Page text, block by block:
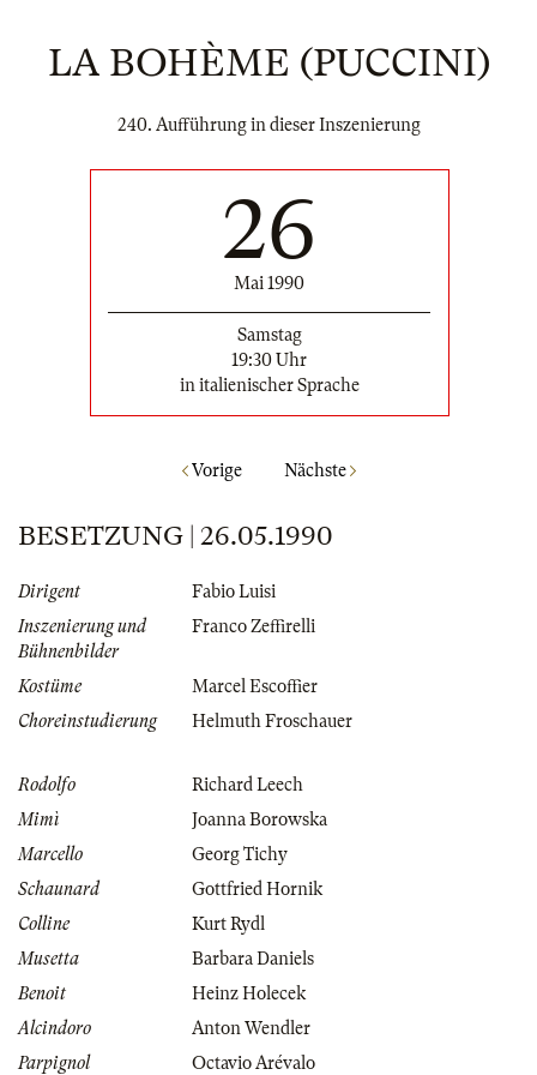
LA BOHÈME (PUCCINI)
240. Aufführung in dieser Inszenierung
26
Mai 1990
Samstag
19:30 Uhr
in italienischer Sprache
Vorige Nächste
BESETZUNG | 26.05.1990
Dirigent
Fabio Luisi
Inszenierung und
Bühnenbilder
Franco Zeffirelli
Kostüme
Marcel Escoffier
Choreinstudierung
Helmuth Froschauer
Rodolfo
Richard Leech
Mimì
Joanna Borowska
Marcello
Georg Tichy
Schaunard
Gottfried Hornik
Colline
Kurt Rydl
Musetta
Barbara Daniels
Benoit
Heinz Holecek
Alcindoro
Anton Wendler
Parpignol
Octavio Arévalo